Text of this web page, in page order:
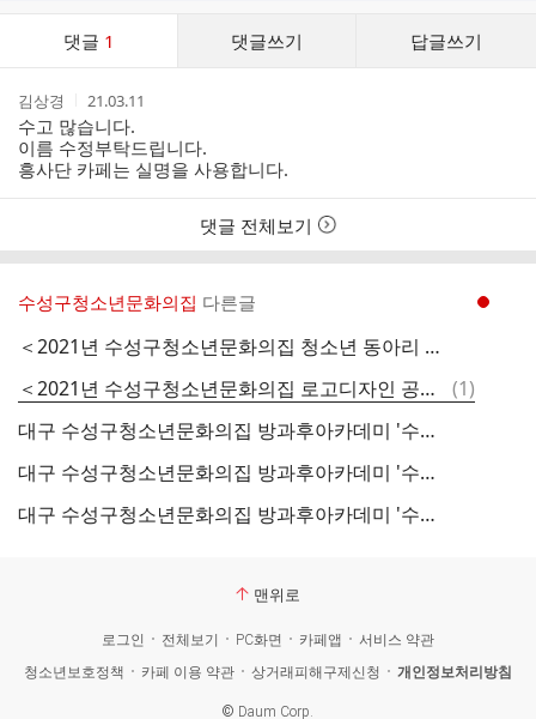
댓글 1 댓글쓰기 답글쓰기
작
성
자
김상경
작
성
시
간
21.03.11
수고 많습니다.
이름 수정부탁드립니다.
흥사단 카페는 실명을 사용합니다.
댓글 전체보기
수성구청소년문화의집 다른글
＜2021년 수성구청소년문화의집 청소년 동아리 모집공고＞
＜2021년 수성구청소년문화의집 로고디자인 공모전＞
댓
글
(1)
대구 수성구청소년문화의집 방과후아카데미 '수피아리아'의 신규모집
대구 수성구청소년문화의집 방과후아카데미 '수피아리아'의 시간표와 운영내용
대구 수성구청소년문화의집 방과후아카데미 '수피아리아'의 문의 및 신청
맨위로
로그인 전체보기 PC화면 카페앱
서비스 약관
청소년보호정책
카페 이용 약관 상거래피해구제신청 개인정보처리방침
© Daum Corp.